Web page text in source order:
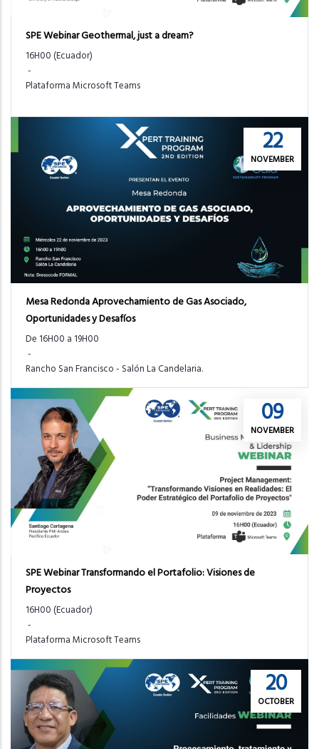
SPE Webinar Geothermal, just a dream?
16H00 (Ecuador)
-
Plataforma Microsoft Teams
22
NOVEMBER
Mesa Redonda Aprovechamiento de Gas Asociado,
Oportunidades y Desafíos
De 16H00 a 19H00
-
Rancho San Francisco - Salón La Candelaria.
09
NOVEMBER
SPE Webinar Transformando el Portafolio: Visiones de
Proyectos
16H00 (Ecuador)
-
Plataforma Microsoft Teams
20
OCTOBER